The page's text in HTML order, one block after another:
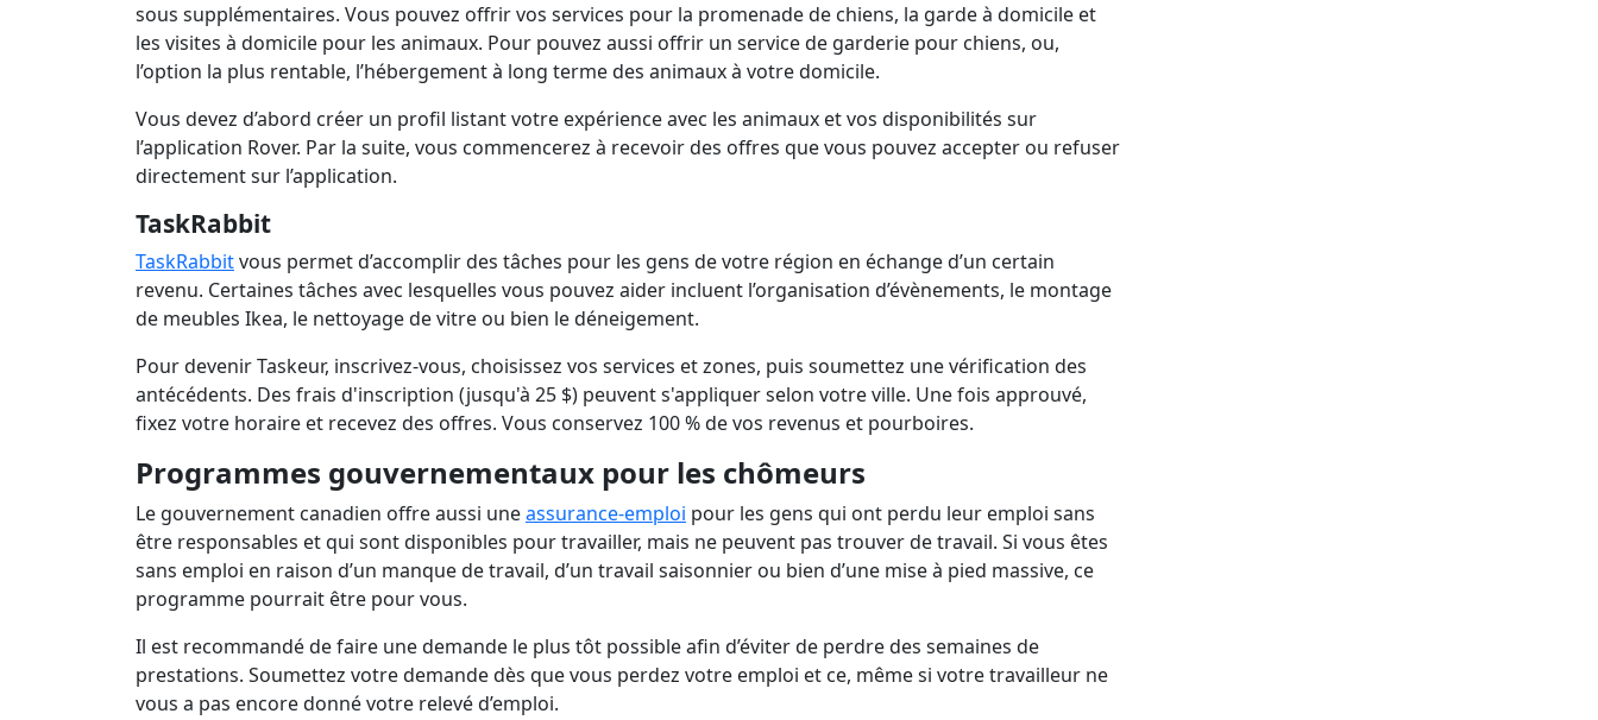
sous supplémentaires. Vous pouvez offrir vos services pour la promenade de chiens, la garde à domicile et
les visites à domicile pour les animaux. Pour pouvez aussi offrir un service de garderie pour chiens, ou,
l’option la plus rentable, l’hébergement à long terme des animaux à votre domicile.
Vous devez d’abord créer un profil listant votre expérience avec les animaux et vos disponibilités sur
l’application Rover. Par la suite, vous commencerez à recevoir des offres que vous pouvez accepter ou refuser
directement sur l’application.
TaskRabbit
TaskRabbitvous permet d’accomplir des tâches pour les gens de votre région en échange d’un certain
revenu. Certaines tâches avec lesquelles vous pouvez aider incluent l’organisation d’évènements, le montage
de meubles Ikea, le nettoyage de vitre ou bien le déneigement.
Pour devenir Taskeur, inscrivez-vous, choisissez vos services et zones, puis soumettez une vérification des
antécédents. Des frais d'inscription (jusqu'à 25 $) peuvent s'appliquer selon votre ville. Une fois approuvé,
fixez votre horaire et recevez des offres. Vous conservez 100 % de vos revenus et pourboires.
Programmes gouvernementaux pour les chômeurs
Le gouvernement canadien offre aussi uneassurance-emploi pour les gens qui ont perdu leur emploi sans
être responsables et qui sont disponibles pour travailler, mais ne peuvent pas trouver de travail. Si vous êtes
sans emploi en raison d’un manque de travail, d’un travail saisonnier ou bien d’une mise à pied massive, ce
programme pourrait être pour vous.
Il est recommandé de faire une demande le plus tôt possible afin d’éviter de perdre des semaines de
prestations. Soumettez votre demande dès que vous perdez votre emploi et ce, même si votre travailleur ne
vous a pas encore donné votre relevé d’emploi.